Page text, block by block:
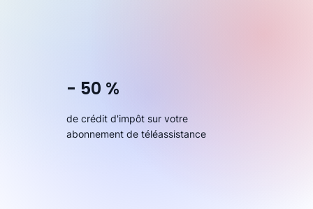
- 50 %
de crédit d'impôt sur votre
abonnement de téléassistance